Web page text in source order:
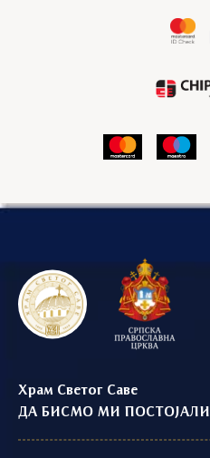
Храм Светог Саве
ДА БИСМО МИ ПОСТОЈАЛИ